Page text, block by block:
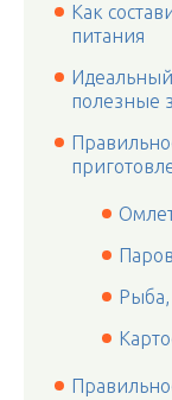
Как
питания
полезные
Рыба,